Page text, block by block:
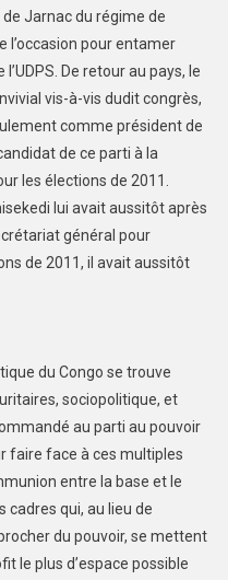
Jarnac du régime de
l’occasion pour entamer
De retour au pays, le
vis-à-vis dudit congrès,
comme président de
de ce parti à la
les élections de 2011.
lui avait aussitôt après
général pour
de 2011, il avait aussitôt
du Congo se trouve
sociopolitique, et
au parti au pouvoir
faire face à ces multiples
entre la base et le
cadres qui, au lieu de
du pouvoir, se mettent
le plus d’espace possible